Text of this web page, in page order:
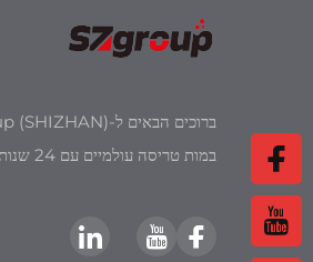
במות טריסה עולמיים עם 24 שנות ניסיון!